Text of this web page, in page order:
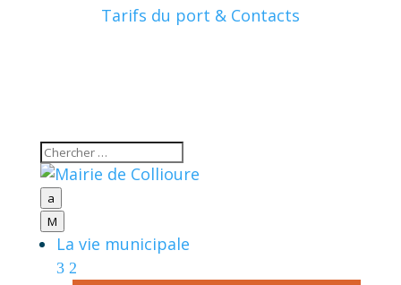
Tarifs du port & Contacts
a
M
La vie municipale